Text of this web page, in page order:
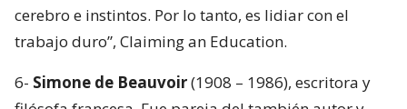
cerebro e instintos. Por lo tanto, es lidiar con el
trabajo duro”, Claiming an Education.
6- Simone de Beauvoir(1908 – 1986), escritora y